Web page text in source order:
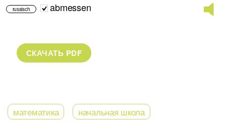
russisch abmessen
математика
начальная школа